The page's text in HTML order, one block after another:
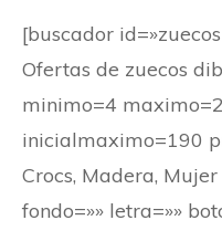
[buscador
Ofertas de zuecos
minimo=4
inicialmaximo=190
Crocs, Madera,
fondo=»» letra=»»